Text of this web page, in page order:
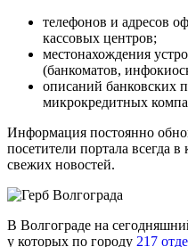
телефонов и адресов
кассовых центров;
местонахождения
(банкоматов,
описаний банковских
микрокредитных
Информация постоянно
посетители портала всегда
свежих новостей.
В Волгограде на
у которых по городу 217